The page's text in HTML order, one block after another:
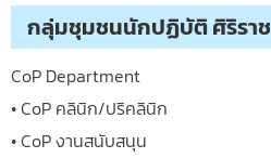
กลุ่มชุมชนนักปฏิบัติ ศิริราช
CoP Department
• CoP คลินิก/ปริคลินิก
• CoP งานสนับสนุน